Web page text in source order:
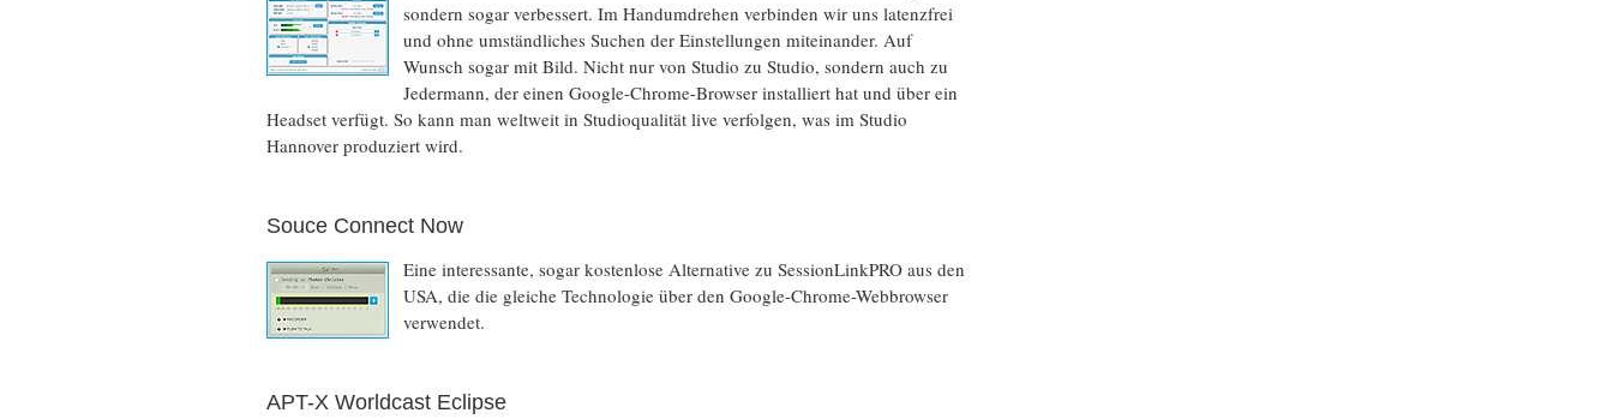
sondern sogar verbessert. Im Handumdrehen verbinden wir uns latenzfrei
und ohne umständliches Suchen der Einstellungen miteinander. Auf
Wunsch sogar mit Bild. Nicht nur von Studio zu Studio, sondern auch zu
Jedermann, der einen Google-Chrome-Browser installiert hat und über ein
Headset verfügt. So kann man weltweit in Studioqualität live verfolgen, was im Studio
Hannover produziert wird.
Souce Connect Now
Eine interessante, sogar kostenlose Alternative zu SessionLinkPRO aus den
USA, die die gleiche Technologie über den Google-Chrome-Webbrowser
verwendet.
APT-X Worldcast Eclipse